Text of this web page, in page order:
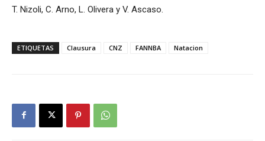
T. Nizoli, C. Arno, L. Olivera y V. Ascaso.
ETIQUETAS Clausura CNZ FANNBA Natacion